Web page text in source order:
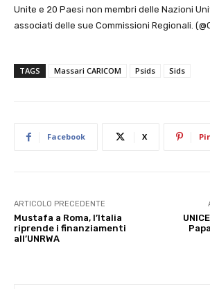
Unite e 20 Paesi non membri delle Nazioni
associati delle sue Commissioni Regionali.
TAGS Massari CARICOM Psids Sids
Facebook X
ARTICOLO PRECEDENTE
Mustafa a Roma, l’Italia
riprende i finanziamenti
all’UNRWA